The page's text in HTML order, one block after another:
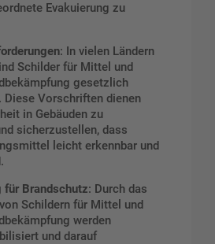
Evakuierung zu
: In vielen Ländern
Schilder für Mittel und
gesetzlich
Diese Vorschriften dienen
in Gebäuden zu
sicherzustellen, dass
leicht erkennbar und
für Brandschutz: Durch das
Schildern für Mittel und
werden
und darauf